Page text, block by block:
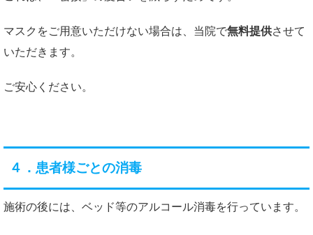
マスクをご用意いただけない場合は、当院で無料提供させて
いただきます。
ご安心ください。
４．患者様ごとの消毒
施術の後には、ベッド等のアルコール消毒を行っています。